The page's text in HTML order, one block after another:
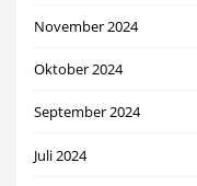
November 2024
Oktober 2024
September 2024
Juli 2024